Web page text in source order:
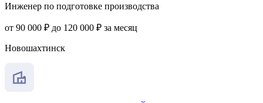
Инженер по подготовке производства
от 90 000 ₽ до 120 000 ₽ за месяц
Новошахтинск